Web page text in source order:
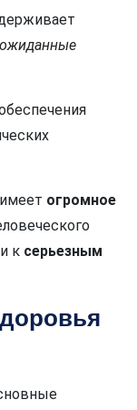
огромное
к серьезным